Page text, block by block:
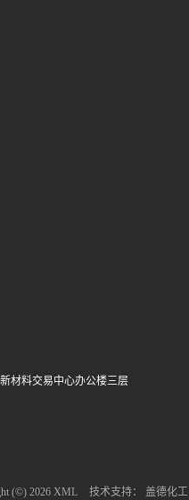
材料交易中心办公楼三层
(©) 2026 XML 技术支持： 盖德化工